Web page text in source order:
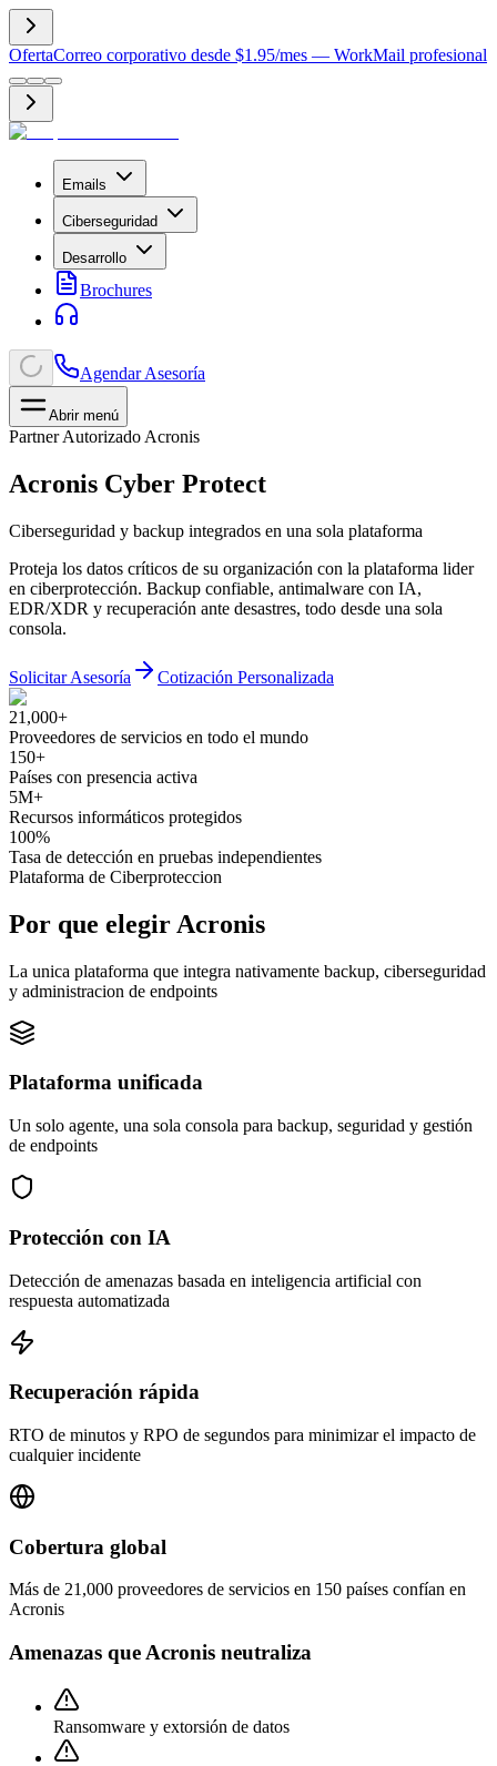
OfertaCorreo corporativo desde $1.95/mes — WorkMail profesional
Emails
Ciberseguridad
Desarrollo
Brochures
Agendar Asesoría
Abrir menú
Partner Autorizado Acronis
Acronis Cyber Protect
Ciberseguridad y backup integrados en una sola plataforma
Proteja los datos críticos de su organización con la plataforma lider
en ciberprotección. Backup confiable, antimalware con IA,
EDR/XDR y recuperación ante desastres, todo desde una sola
consola.
Solicitar Asesoría Cotización Personalizada
21,000+
Proveedores de servicios en todo el mundo
150+
Países con presencia activa
5M+
Recursos informáticos protegidos
100%
Tasa de detección en pruebas independientes
Plataforma de Ciberproteccion
Por que elegir Acronis
La unica plataforma que integra nativamente backup, ciberseguridad
y administracion de endpoints
Plataforma unificada
Un solo agente, una sola consola para backup, seguridad y gestión
de endpoints
Protección con IA
Detección de amenazas basada en inteligencia artificial con
respuesta automatizada
Recuperación rápida
RTO de minutos y RPO de segundos para minimizar el impacto de
cualquier incidente
Cobertura global
Más de 21,000 proveedores de servicios en 150 países confían en
Acronis
Amenazas que Acronis neutraliza
Ransomware y extorsión de datos